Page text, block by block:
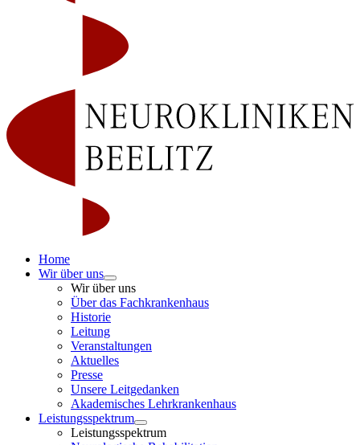
Home
Wir über uns
Wir über uns
Über das Fachkrankenhaus
Historie
Leitung
Veranstaltungen
Aktuelles
Presse
Unsere Leitgedanken
Akademisches Lehrkrankenhaus
Leistungsspektrum
Leistungsspektrum